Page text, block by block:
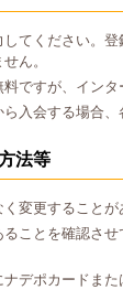
てください。
ん。
ですが、イン
入会する場合
法等
変更することが
ことを確認さ
デポカードま